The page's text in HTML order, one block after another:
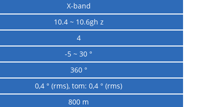
X-band
10.4 ~ 10.6gh z
4
-5 ~ 30 °
360 °
0,4 ° (rms), tom: 0,4 ° (rms)
800 m